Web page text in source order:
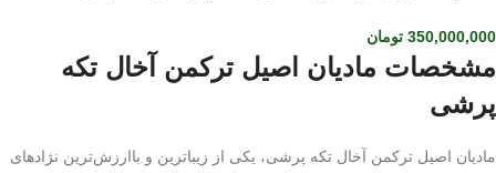
350,000,000 تومان
مشخصات مادیان اصیل ترکمن آخال تکه
پرشی
مادیان اصیل ترکمن آخال تکه پرشی، یکی از زیباترین و باارزش‌ترین نژادهای